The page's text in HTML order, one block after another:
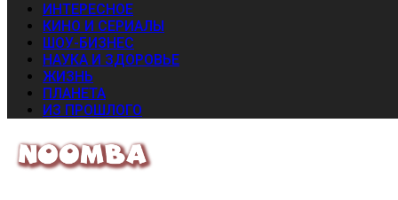
ИНТЕРЕСНОЕ
КИНО И СЕРИАЛЫ
ШОУ-БИЗНЕС
НАУКА И ЗДОРОВЬЕ
ЖИЗНЬ
ПЛАНЕТА
ИЗ ПРОШЛОГО